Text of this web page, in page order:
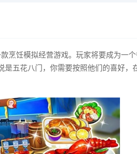
烹饪模拟经营游戏。玩家将要成为一
是五花八门，你需要按照他们的喜好，